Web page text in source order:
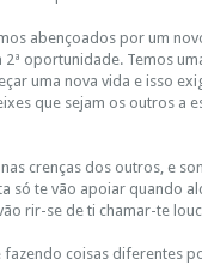
abençoados por um
oportunidade. Temos
uma nova vida e isso
que sejam os outros a
crenças dos outros, e
só te vão apoiar quando
rir-se de ti chamar-te
fazendo coisas diferentes